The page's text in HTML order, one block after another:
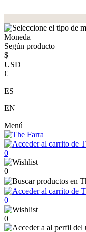
Moneda
Según producto
$
USD
€
ES
EN
Menú
0
0
0
0